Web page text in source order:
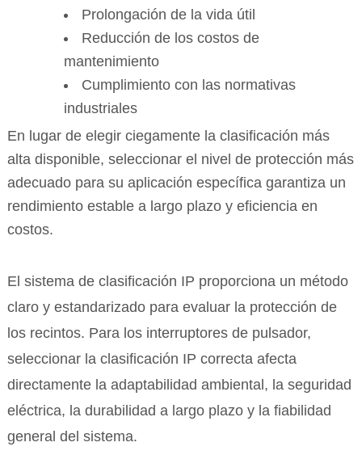
Prolongación de la vida útil
Reducción de los costos de
mantenimiento
Cumplimiento con las normativas
industriales
En lugar de elegir ciegamente la clasificación más
alta disponible, seleccionar el nivel de protección más
adecuado para su aplicación específica garantiza un
rendimiento estable a largo plazo y eficiencia en
costos.
El sistema de clasificación IP proporciona un método
claro y estandarizado para evaluar la protección de
los recintos. Para los interruptores de pulsador,
seleccionar la clasificación IP correcta afecta
directamente la adaptabilidad ambiental, la seguridad
eléctrica, la durabilidad a largo plazo y la fiabilidad
general del sistema.